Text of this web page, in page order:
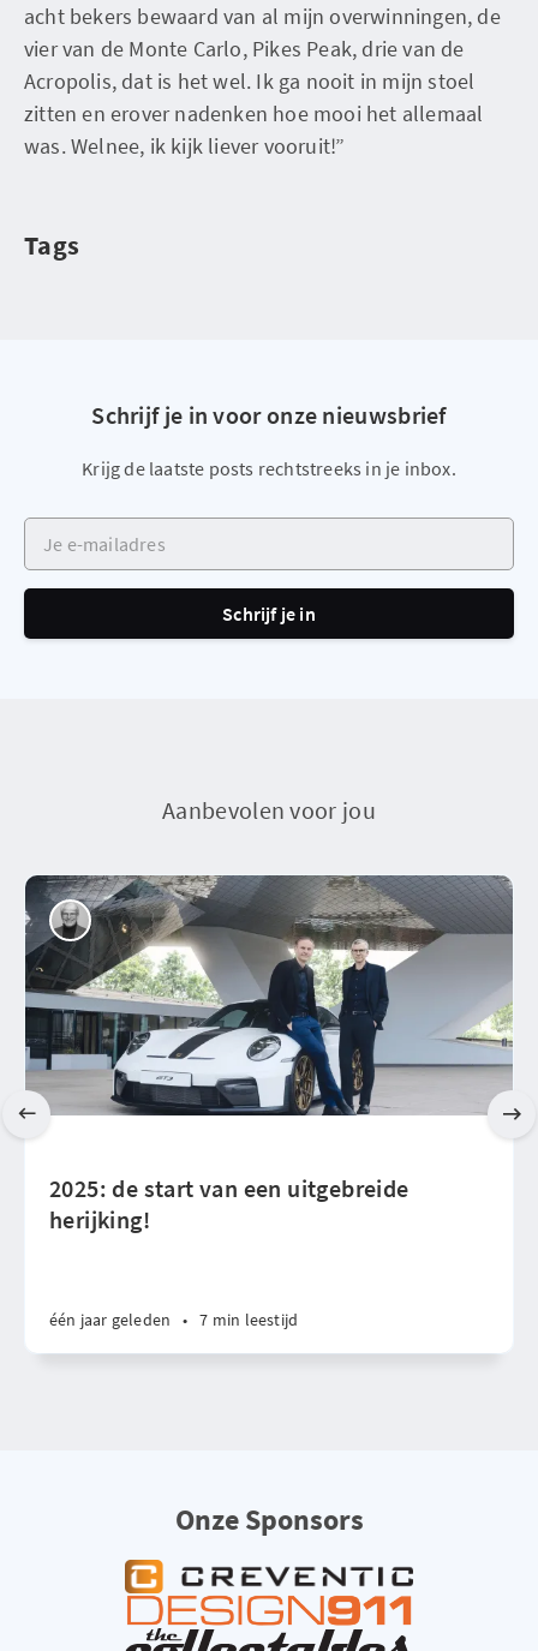
acht bekers bewaard van al mijn overwinningen, de
vier van de Monte Carlo, Pikes Peak, drie van de
Acropolis, dat is het wel. Ik ga nooit in mijn stoel
zitten en erover nadenken hoe mooi het allemaal
was. Welnee, ik kijk liever vooruit!”
Tags
Schrijf je in voor onze nieuwsbrief
Krijg de laatste posts rechtstreeks in je inbox.
Je e-mailadres
Schrijf je in
Aanbevolen voor jou
2025: de start van een uitgebreide
herijking!
één jaar geleden • 7 min leestijd
Onze Sponsors